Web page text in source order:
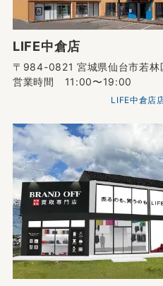
LIFE中倉店
〒984-0821 宮城県仙台市若
営業時間 11:00〜19:00
LIFE中倉店